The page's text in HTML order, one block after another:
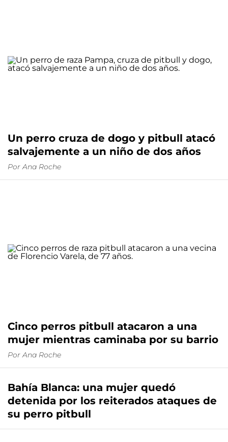
Un perro cruza de dogo y pitbull atacó
salvajemente a un niño de dos años
Por Ana Roche
Cinco perros pitbull atacaron a una
mujer mientras caminaba por su barrio
Por Ana Roche
Bahía Blanca: una mujer quedó
detenida por los reiterados ataques de
su perro pitbull